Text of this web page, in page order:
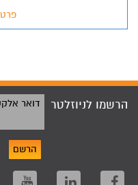
הרשמו לניוזלטר דואר
הרשם